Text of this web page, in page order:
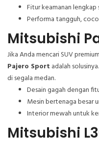
Fitur keamanan lengkap
Performa tangguh,
Mitsubishi
Jika Anda mencari SUV
Pajero Sport adalah
di segala medan.
Desain gagah dengan
Mesin bertenaga besar
Interior mewah untuk
Mitsubishi